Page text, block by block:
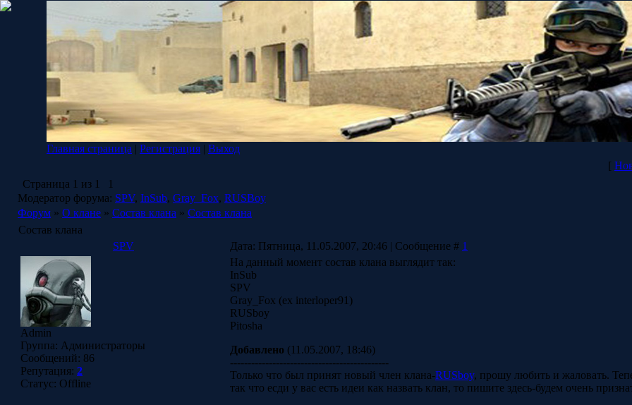
Главная страница | Регистрация | Выход
[
Страница 1 из 1
1
Модератор форума: SPV, InSub, Gray_Fox, RUSBoy
Форум » О клане » Состав клана » Состав клана
Состав клана
SPV
Дата: Пятница, 11.05.2007, 20:46 | Сообщение # 1
Admin
Группа: Администраторы
Сообщений: 86
Репутация: 2
Статус: Offline
На данный момент состав клана выглядит так:
InSub
SPV
Gray_Fox (ex interloper91)
RUSboy
Pitosha
Добавлено (11.05.2007, 18:46)
---------------------------------------------
Только что был принят новый член клана-RUSboy, прошу любить и жаловать.
так что есди у вас есть идеи как назвать клан, то пишите здесь-будем очень